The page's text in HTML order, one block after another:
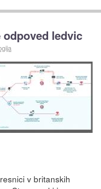
odpoved ledvic
v britanskih